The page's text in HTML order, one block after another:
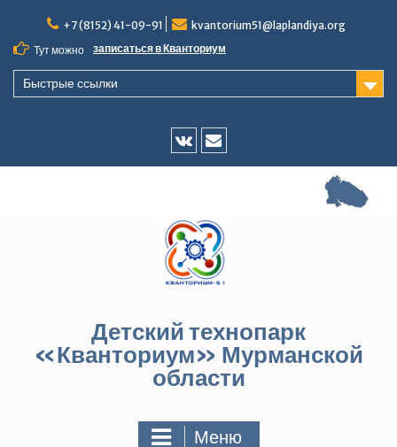
содержимому
+7 (8152) 41-09-91
kvantorium51@laplandiya.org
Тут можно
записаться в Кванториум
Быстрые ссылки
Vk
E-
Детский технопарк
«Кванториум» Мурманской
области
Меню